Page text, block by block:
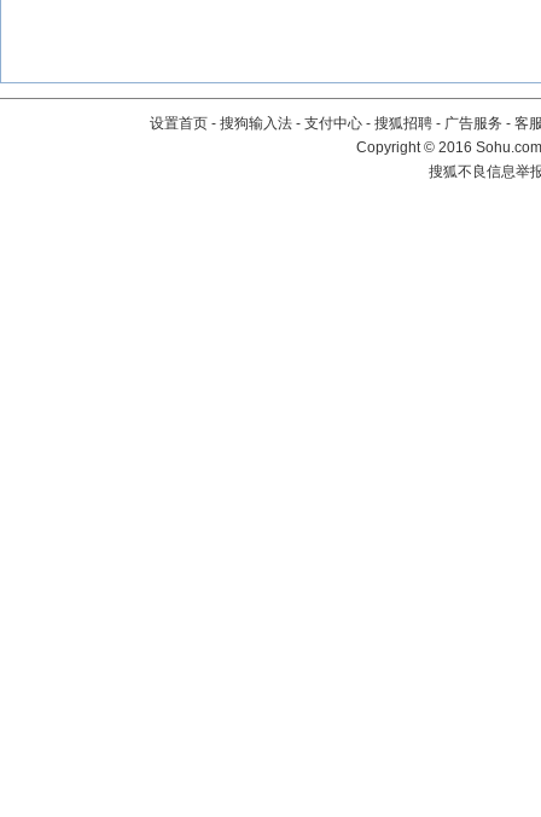
设置首页 - 搜狗输入法 - 支付中心 - 搜狐招聘 - 广告服务 - 客
Copyright©2016
搜狐不良信息举